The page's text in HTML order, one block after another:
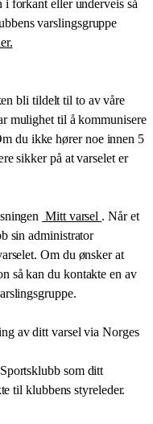
forkant eller underveis så
varslingsgruppe
bli tildelt til to av våre
mulighet til å kommunisere
du ikke hører noe innen 5
sikker på at varselet er
Mitt varsel . Når et
sin administrator
Om du ønsker at
så kan du kontakte en av
av ditt varsel via Norges
som ditt
til klubbens styreleder.